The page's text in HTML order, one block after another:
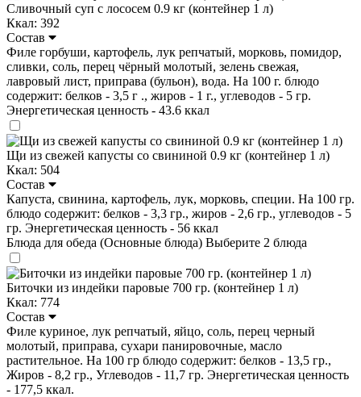
Сливочный суп с лососем 0.9 кг (контейнер 1 л)
Ккал: 392
Состав
Филе горбуши, картофель, лук репчатый, морковь, помидор,
сливки, соль, перец чёрный молотый, зелень свежая,
лавровый лист, приправа (бульон), вода. На 100 г. блюдо
содержит: белков - 3,5 г ., жиров - 1 г., углеводов - 5 гр.
Энергетическая ценность - 43.6 ккал
Щи из свежей капусты со свининой 0.9 кг (контейнер 1 л)
Ккал: 504
Состав
Капуста, свинина, картофель, лук, морковь, специи. На 100 гр.
блюдо содержит: белков - 3,3 гр., жиров - 2,6 гр., углеводов - 5
гр. Энергетическая ценность - 56 ккал
Блюда для обеда (Основные блюда) Выберите 2 блюда
Биточки из индейки паровые 700 гр. (контейнер 1 л)
Ккал: 774
Состав
Филе куриное, лук репчатый, яйцо, соль, перец черный
молотый, приправа, сухари панировочные, масло
растительное. На 100 гр блюдо содержит: белков - 13,5 гр.,
Жиров - 8,2 гр., Углеводов - 11,7 гр. Энергетическая ценность
- 177,5 ккал.